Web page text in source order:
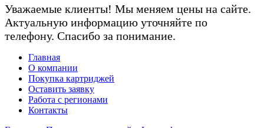
Уважаемые клиенты! Мы меняем цены на сайте.
Актуальную информацию уточняйте по
телефону. Спасибо за понимание.
Главная
О компании
Покупка картриджей
Оставить заявку
Работа с регионами
Контакты